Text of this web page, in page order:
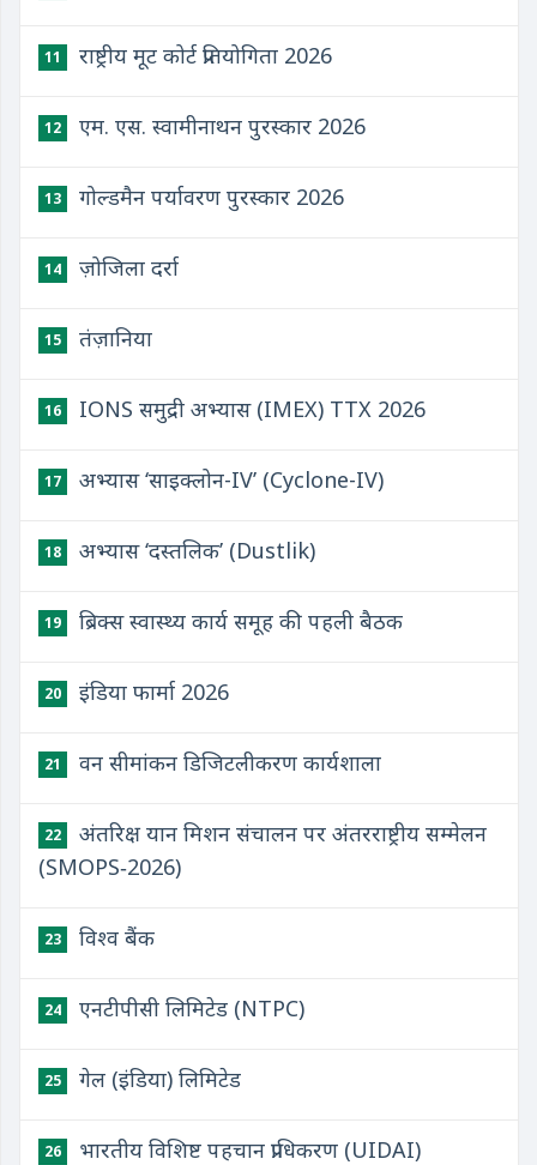
11 राष्ट्रीय मूट कोर्ट प्रतियोगिता 2026
12 एम. एस. स्वामीनाथन पुरस्कार 2026
13 गोल्डमैन पर्यावरण पुरस्कार 2026
14 ज़ोजिला दर्रा
15 तंज़ानिया
16 IONS समुद्री अभ्यास (IMEX) TTX 2026
17 अभ्यास ‘साइक्लोन-IV’ (Cyclone-IV)
18 अभ्यास ‘दस्तलिक’ (Dustlik)
19 ब्रिक्स स्वास्थ्य कार्य समूह की पहली बैठक
20 इंडिया फार्मा 2026
21 वन सीमांकन डिजिटलीकरण कार्यशाला
22
अंतरिक्ष यान मिशन संचालन पर अंतरराष्ट्रीय सम्मेलन
(SMOPS‑2026)
23 विश्व बैंक
24 एनटीपीसी लिमिटेड (NTPC)
25 गेल (इंडिया) लिमिटेड
26 भारतीय विशिष्ट पहचान प्राधिकरण (UIDAI)